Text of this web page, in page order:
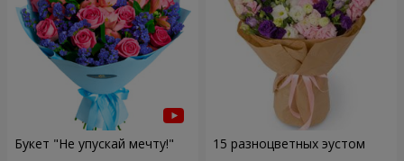
Букет "Не упускай мечту!" 15 разноцветных эустом